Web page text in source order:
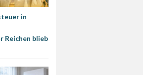
in
Reichen blieb